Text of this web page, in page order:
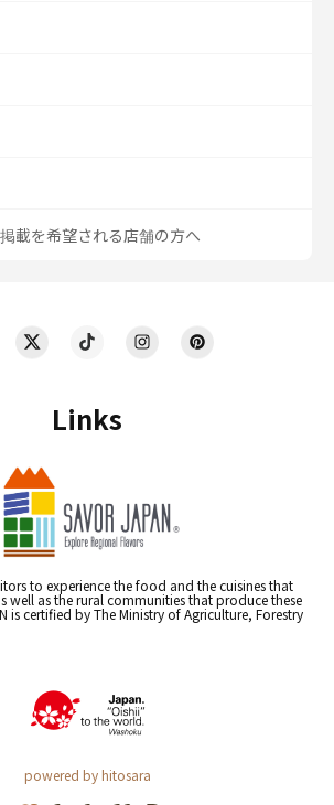
Links
to experience the food and the cuisines that
well as the rural communities that produce these
is certified by The Ministry of Agriculture, Forestry
powered by hitosara
載を希望される店舗の方へ